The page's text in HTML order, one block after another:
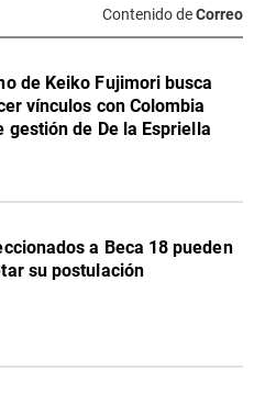
Contenido deCorreo
de Keiko Fujimori busca
vínculos con Colombia
gestión de De la Espriella
a Beca 18 pueden
su postulación